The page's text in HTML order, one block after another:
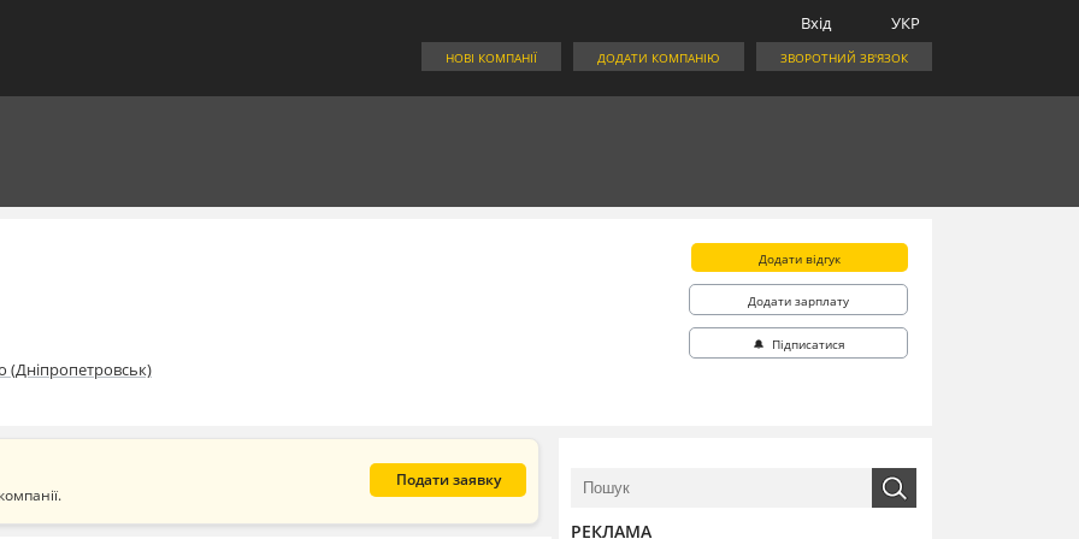
УКР
Вхід
ЗВОРОТНИЙ ЗВ'ЯЗОК
ДОДАТИ КОМПАНІЮ
НОВІ КОМПАНІЇ
(Дніпропетровськ)
Додати відгук
Додати зарплату
🔔 Підписатися
Подати заявку
РЕКЛАМА